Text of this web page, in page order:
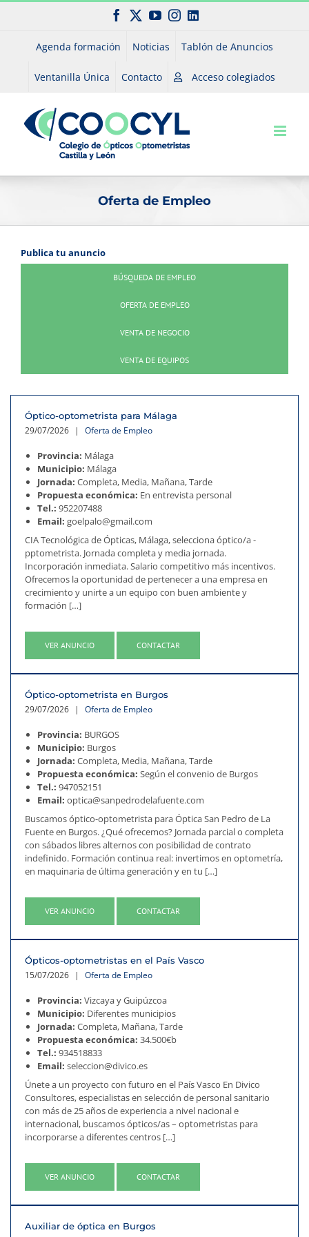
Saltar
Facebook
X YouTubeInstagram
LinkedIn
Agenda formación Noticias Tablón de Anuncios
Ventanilla Única Contacto Acceso colegiados
Oferta de Empleo
Publica tu anuncio
BÚSQUEDA DE EMPLEO
OFERTA DE EMPLEO
VENTA DE NEGOCIO
VENTA DE EQUIPOS
Óptico-optometrista para Málaga
29/07/2026 | Oferta de Empleo
Provincia: Málaga
Municipio: Málaga
Jornada: Completa, Media, Mañana, Tarde
Propuesta económica: En entrevista personal
Tel.: 952207488
Email: goelpalo@gmail.com
CIA Tecnológica de Ópticas, Málaga, selecciona óptico/a -
pptometrista. Jornada completa y media jornada.
Incorporación inmediata. Salario competitivo más incentivos.
Ofrecemos la oportunidad de pertenecer a una empresa en
crecimiento y unirte a un equipo con buen ambiente y
formación […]
VER ANUNCIO CONTACTAR
Óptico-optometrista en Burgos
29/07/2026 | Oferta de Empleo
Provincia: BURGOS
Municipio: Burgos
Jornada: Completa, Media, Mañana, Tarde
Propuesta económica: Según el convenio de Burgos
Tel.: 947052151
Email: optica@sanpedrodelafuente.com
Buscamos óptico-optometrista para Óptica San Pedro de La
Fuente en Burgos. ¿Qué ofrecemos? Jornada parcial o completa
con sábados libres alternos con posibilidad de contrato
indefinido. Formación continua real: invertimos en optometría,
en maquinaria de última generación y en tu […]
VER ANUNCIO CONTACTAR
Ópticos-optometristas en el País Vasco
15/07/2026 | Oferta de Empleo
Provincia: Vizcaya y Guipúzcoa
Municipio: Diferentes municipios
Jornada: Completa, Mañana, Tarde
Propuesta económica: 34.500€b
Tel.: 934518833
Email: seleccion@divico.es
Únete a un proyecto con futuro en el País Vasco En Divico
Consultores, especialistas en selección de personal sanitario
con más de 25 años de experiencia a nivel nacional e
internacional, buscamos ópticos/as – optometristas para
incorporarse a diferentes centros […]
VER ANUNCIO CONTACTAR
Auxiliar de óptica en Burgos